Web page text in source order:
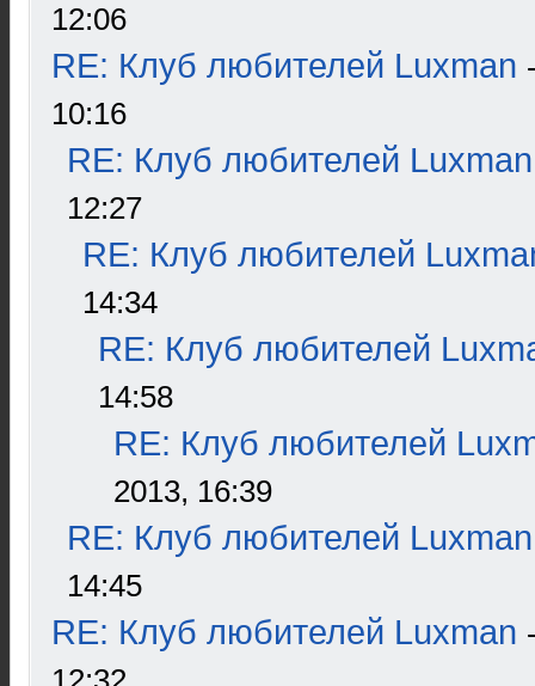
12:06
RE: Клуб любителей Luxman
10:16
RE: Клуб любителей Luxman
12:27
RE: Клуб любителей
14:34
RE: Клуб любителей
14:58
RE: Клуб любителей
2013, 16:39
RE: Клуб любителей Luxman
14:45
RE: Клуб любителей Luxman